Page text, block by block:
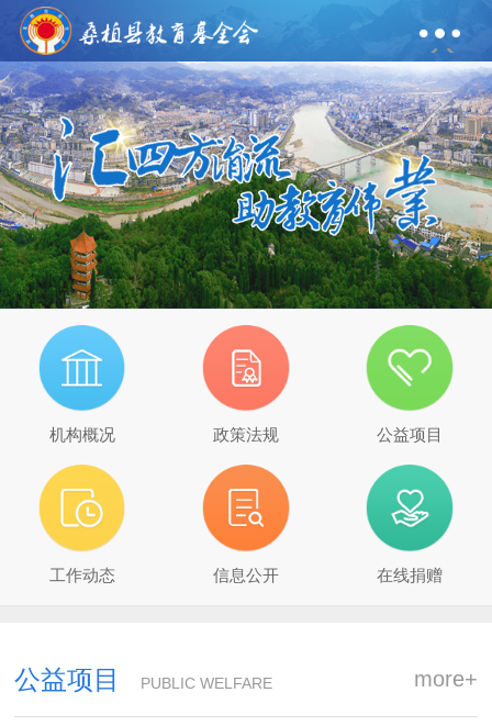
机构概况 政策法规 公益项目
工作动态 信息公开 在线捐赠
公益项目 PUBLIC WELFARE more+